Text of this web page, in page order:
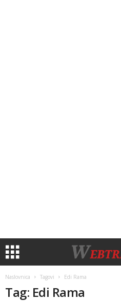
Naslovnica Tagovi Edi Rama
Tag: Edi Rama